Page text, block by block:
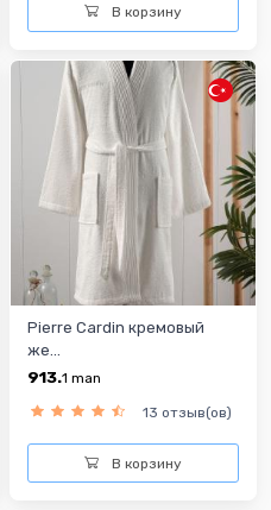
В корзину
Pierre Cardin кремовый
же...
913.1 man
13 отзыв(ов)
В корзину